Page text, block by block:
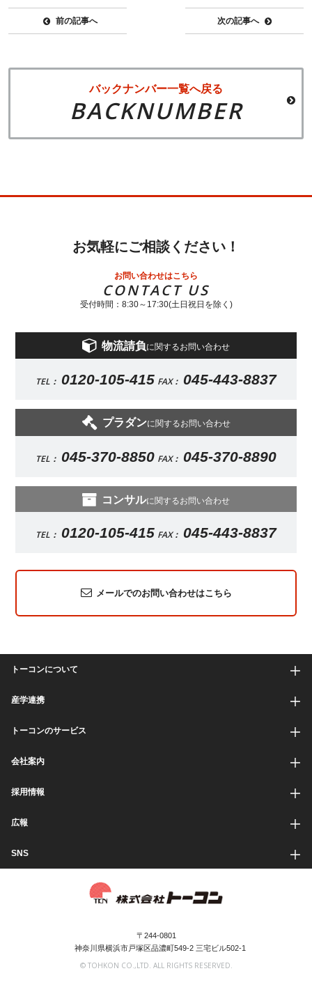
前の記事へ 次の記事へ
バックナンバー一覧へ戻る
BACKNUMBER
お気軽にご相談ください！
お問い合わせはこちら
CONTACT US
受付時間：8:30～17:30(土日祝日を除く)
物流請負に関するお問い合わせ
TEL： 0120-105-415 FAX： 045-443-8837
プラダンに関するお問い合わせ
TEL： 045-370-8850 FAX： 045-370-8890
コンサルに関するお問い合わせ
TEL： 0120-105-415 FAX： 045-443-8837
メールでのお問い合わせはこちら
トーコンについて
産学連携
トーコンのサービス
会社案内
採用情報
広報
SNS
〒244-0801
神奈川県横浜市戸塚区品濃町549-2 三宅ビル502-1
© TOHKON CO.,LTD. ALL RIGHTS RESERVED.